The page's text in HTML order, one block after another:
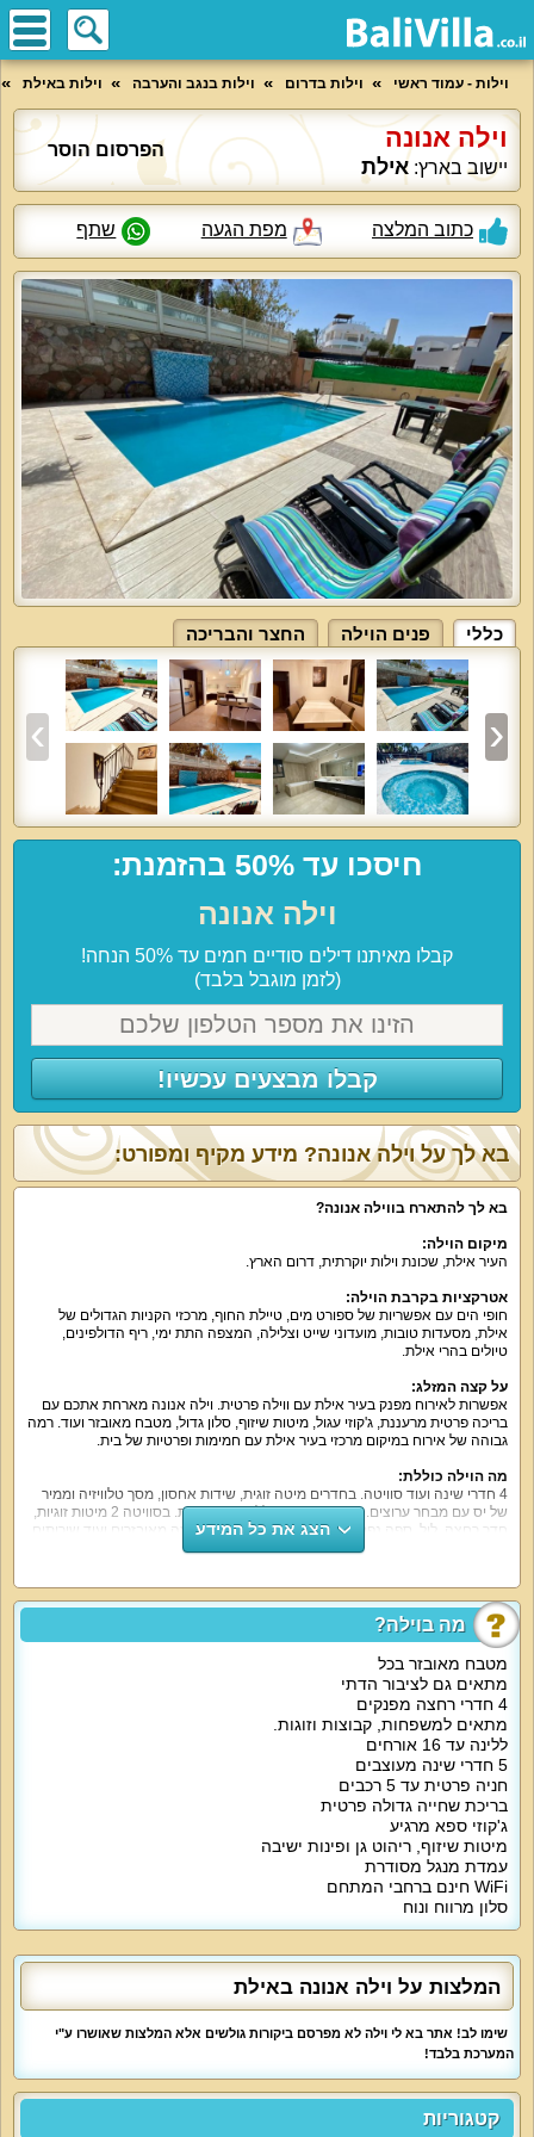
וילות - עמוד ראשי וילות בדרום וילות בנגב והערבה וילות באילת
וילה אנונה
יישוב בארץ: אילת
הפרסום הוסר
כתוב המלצה מפת הגעה שתף
כללי פנים הוילה החצר והבריכה
חיסכו עד 50% בהזמנת:
וילה אנונה
קבלו מאיתנו דילים סודיים חמים עד 50% הנחה!
(לזמן מוגבל בלבד)
קבלו מבצעים עכשיו!
מה בוילה?
מטבח מאובזר בכל
מתאים גם לציבור הדתי
4 חדרי רחצה מפנקים
מתאים למשפחות, קבוצות וזוגות.
ללינה עד 16 אורחים
5 חדרי שינה מעוצבים
חניה פרטית עד 5 רכבים
בריכת שחייה גדולה פרטית
ג'קוזי ספא מרגיע
מיטות שיזוף, ריהוט גן ופינות ישיבה
עמדת מנגל מסודרת
WiFi חינם ברחבי המתחם
סלון מרווח ונוח
בא לך על וילה אנונה? מידע מקיף ומפורט:
בא לך להתארח בווילה אנונה?
מיקום הוילה:
העיר אילת, שכונת וילות יוקרתית, דרום הארץ.
אטרקציות בקרבת הוילה:
חופי הים עם אפשריות של ספורט מים, טיילת החוף, מרכזי הקניות הגדולים של
אילת, מסעדות טובות, מועדוני שייט וצלילה, המצפה התת ימי, ריף הדולפינים,
טיולים בהרי אילת.
על קצה המזלג:
אפשרות לאירוח מפנק בעיר אילת עם ווילה פרטית. וילה אנונה מארחת אתכם עם
בריכה פרטית מרעננת, ג'קוזי עגול, מיטות שיזוף, סלון גדול, מטבח מאובזר ועוד. רמה
גבוהה של אירוח במיקום מרכזי בעיר אילת עם חמימות ופרטיות של בית.
מה הוילה כוללת:
4 חדרי שינה ועוד סוויטה. בחדרים מיטה זוגית, שידות אחסון, מסך טלוויזיה וממיר
של יס עם מבחר ערוצים. אחד החדרים כולל ספה נפתחת. בסוויטה 2 מיטות זוגיות,
חדר רחצה, לול, ספה נפתחת. הווילה כוללת 4 חדרי רחצה מאובזרים ועוד שירותים.
במטבח תוכלו לבשל בעצמכם עם מקרר גדול, תנור אפייה, מיקרוגל, קומקום חשמלי,
אורחים.
סלון מרווח עם מסך 55 אינטש, ממיר יס עם מבחר ערוצים, נטפליקס, פינת ישיבה
גדולה ונוחה.
אטרקציות מיוחדות בוילה:
פינות ישיבה ושיזוף, עמדת מנגל, שולחן גינה. החצר בלעדית לאורחי הווילה.
במתחם אינטרנט אלחוטי חינם, חנייה פרטית, מתקני כושר, מכונת כביסה, מגהץ.
מיוחד לילדים:
תוספת של מזרנים לילדים או לול לתינוק בתיאום מראש.
מיוחד לדתיים:
הווילה מתאימה לדתיים. אירוח עם פלטת שבת, מיחם, בית כנסת במרחק הליכה.
למי זה מתאים?
אירוח ונופש עם לינה ל-17 איש.
הווילה מארחת משפחות, זוגות, קבוצות חברים, אירועי חברה והשקות, אירועים
עסקיים, סדנאות, הרצאות, כנסים, ימי הולדת, מסיבות רווקים ורווקות, בני נוער,
אירועים משפחתיים. ללא מסיבות רועשות.
וילה מטופחת עם בריכה וג'קוזי במיקום מרכזי בעיר אילת.
הצג את כל המידע
המלצות על וילה אנונה באילת
שימו לב! אתר בא לי וילה לא מפרסם ביקורות גולשים אלא המלצות שאושרו ע"י
המערכת בלבד!
קטגוריות